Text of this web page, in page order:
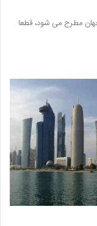
مطرح می ­شود، قطعا